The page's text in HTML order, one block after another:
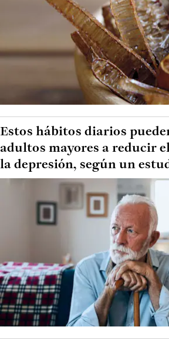
Estos hábitos diarios
adultos mayores a reducir
la depresión, según un